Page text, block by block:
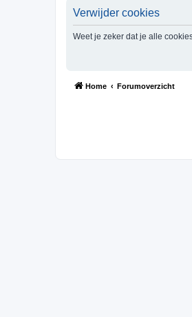
Verwijder cookies
Weet je zeker dat je alle
Home Forumoverzicht